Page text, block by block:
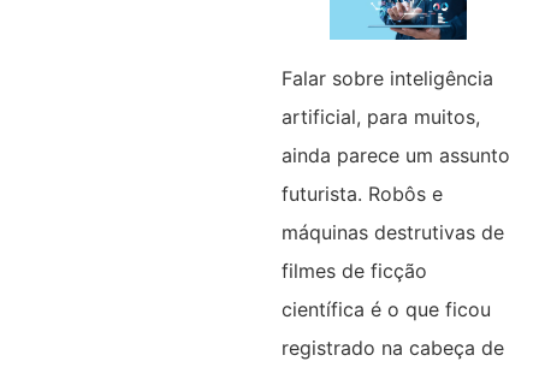
Falar sobre inteligência
artificial, para muitos,
ainda parece um assunto
futurista. Robôs e
máquinas destrutivas de
filmes de ficção
científica é o que ficou
registrado na cabeça de